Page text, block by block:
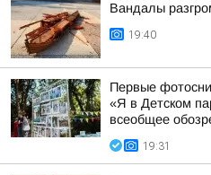
Вандалы
19:40
Первые
«Я в Детском
всеобщее
19:31